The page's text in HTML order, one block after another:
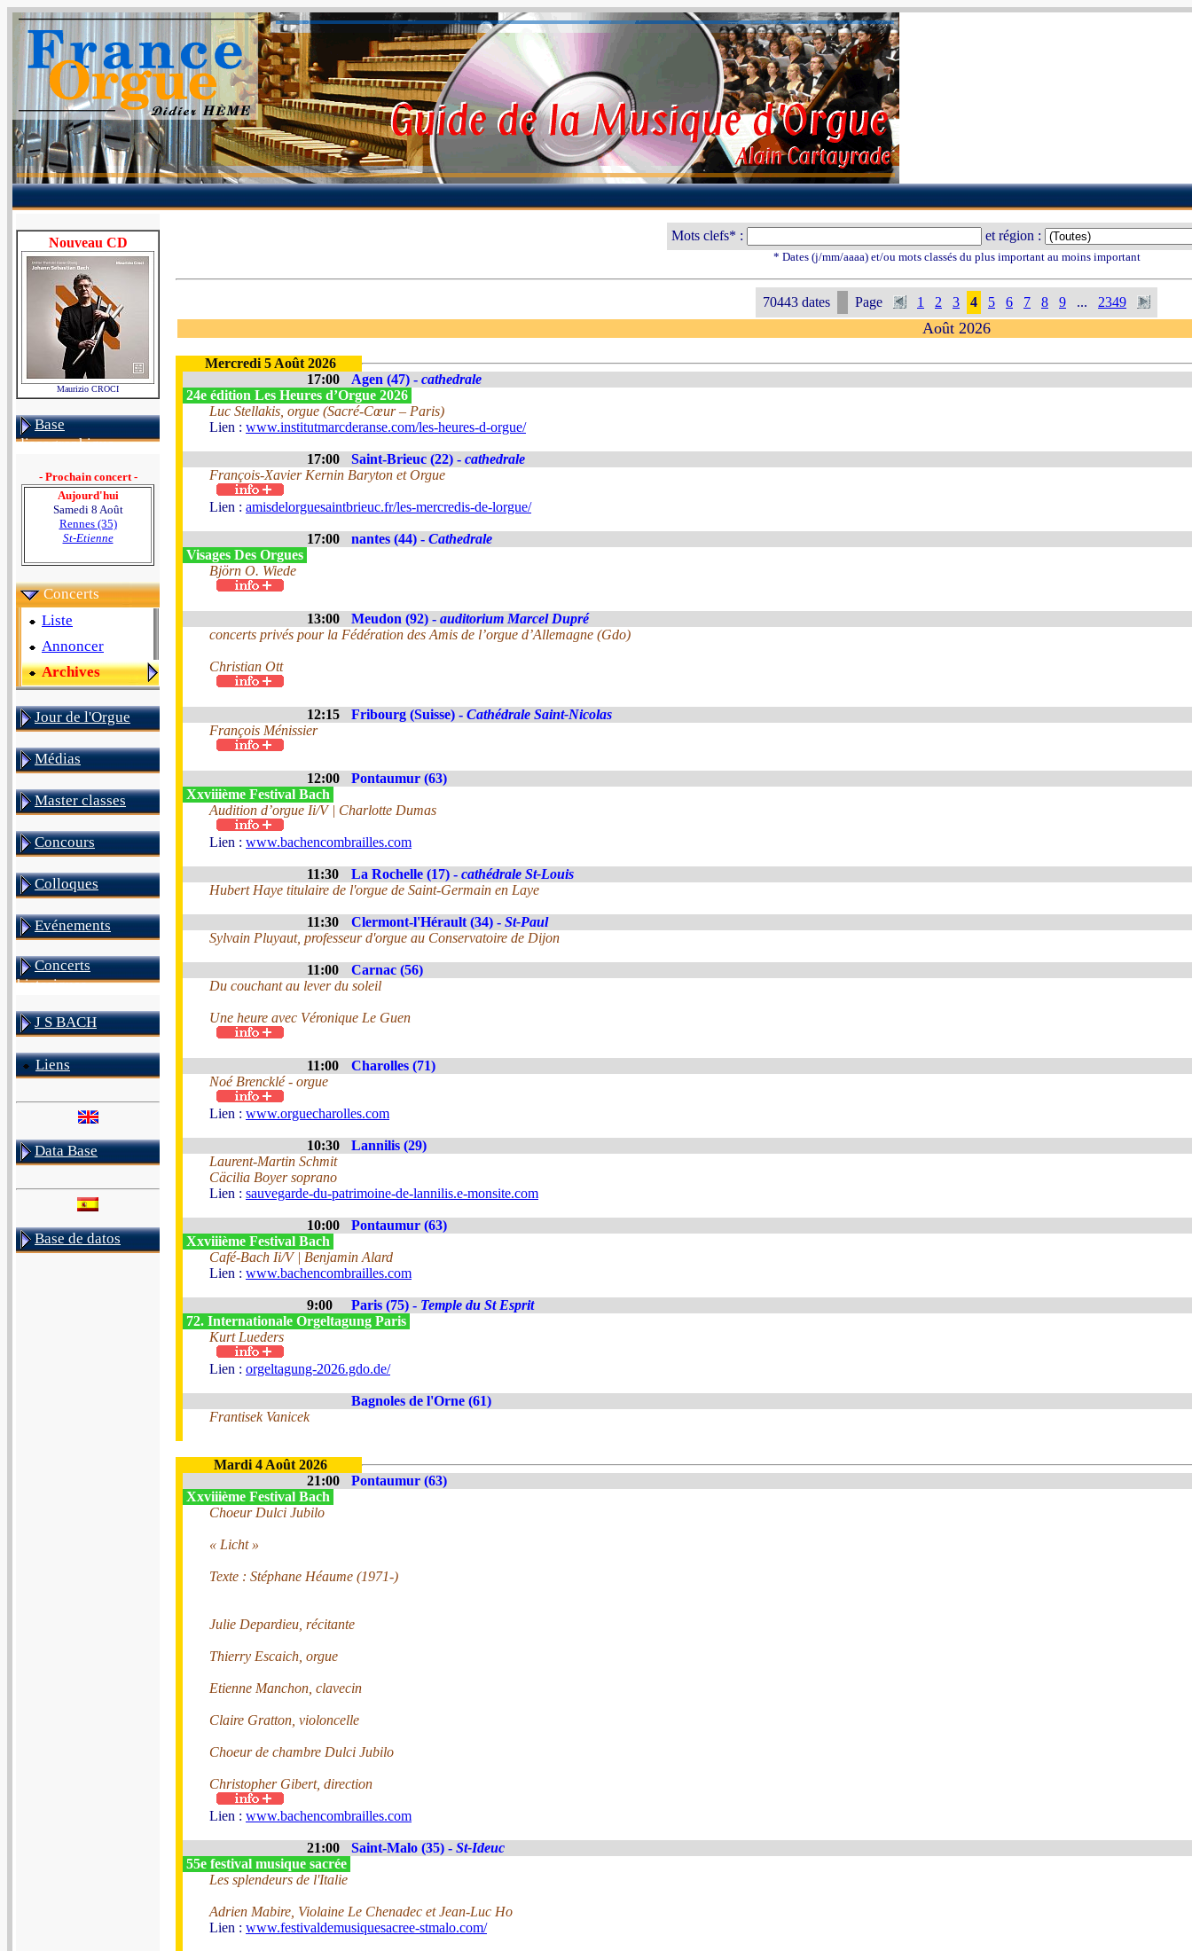
Nouveau CD
Maurizio CROCI
Base
discographique
- Prochain concert -
Aujourd'hui
Samedi 8 Août
Rennes (35)
St-Etienne
Concerts
Liste
Annoncer
Archives
Jour de l'Orgue
Médias
Master classes
Concours
Colloques
Evénements
Concerts
historiques
J S BACH
Liens
Data Base
Base de datos
Mots clefs* : et région :
* Dates (j/mm/aaaa) et/ou mots classés du plus important au moins important
70443 dates Page 1 2 3 4 5 6 7 8 9 ... 2349
Août 2026
Mercredi 5 Août 2026
17:00
Agen (47) - cathedrale
24e édition Les Heures d’Orgue 2026
Luc Stellakis, orgue (Sacré-Cœur – Paris)
Lien : www.institutmarcderanse.com/les-heures-d-orgue/
17:00 Saint-Brieuc (22) - cathedrale
François-Xavier Kernin Baryton et Orgue
Lien : amisdelorguesaintbrieuc.fr/les-mercredis-de-lorgue/
17:00 nantes (44) - Cathedrale
Visages Des Orgues
Björn O. Wiede
13:00 Meudon (92) - auditorium Marcel Dupré
concerts privés pour la Fédération des Amis de l’orgue d’Allemagne (Gdo)
Christian Ott
12:15 Fribourg (Suisse) - Cathédrale Saint-Nicolas
François Ménissier
12:00
Pontaumur (63)
Xxviiième Festival Bach
Audition d’orgue Ii/V | Charlotte Dumas
Lien : www.bachencombrailles.com
11:30 La Rochelle (17) - cathédrale St-Louis
Hubert Haye titulaire de l'orgue de Saint-Germain en Laye
11:30 Clermont-l'Hérault (34) - St-Paul
Sylvain Pluyaut, professeur d'orgue au Conservatoire de Dijon
11:00
Carnac (56)
Du couchant au lever du soleil
Une heure avec Véronique Le Guen
11:00
Charolles (71)
Noé Brencklé - orgue
Lien : www.orguecharolles.com
10:30
Lannilis (29)
Laurent-Martin Schmit
Cäcilia Boyer soprano
Lien : sauvegarde-du-patrimoine-de-lannilis.e-monsite.com
10:00
Pontaumur (63)
Xxviiième Festival Bach
Café-Bach Ii/V | Benjamin Alard
Lien : www.bachencombrailles.com
9:00 Paris (75) - Temple du St Esprit
72. Internationale Orgeltagung Paris
Kurt Lueders
Lien : orgeltagung-2026.gdo.de/
Bagnoles de l'Orne (61)
Frantisek Vanicek
Mardi 4 Août 2026
21:00
Pontaumur (63)
Xxviiième Festival Bach
Choeur Dulci Jubilo
« Licht »
Texte : Stéphane Héaume (1971-)
Julie Depardieu, récitante
Thierry Escaich, orgue
Etienne Manchon, clavecin
Claire Gratton, violoncelle
Choeur de chambre Dulci Jubilo
Christopher Gibert, direction
Lien : www.bachencombrailles.com
21:00 Saint-Malo (35) - St-Ideuc
55e festival musique sacrée
Les splendeurs de l'Italie
Adrien Mabire, Violaine Le Chenadec et Jean-Luc Ho
Lien : www.festivaldemusiquesacree-stmalo.com/